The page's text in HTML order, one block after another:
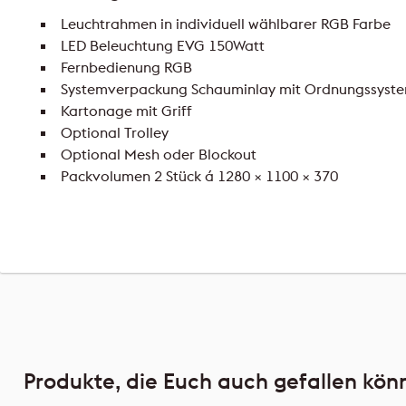
Leuchtrahmen in individuell wählbarer RGB Farbe
LED Beleuchtung EVG 150Watt
Fernbedienung RGB
Systemverpackung Schauminlay mit
Kartonage mit Griff
Optional Trolley
Optional Mesh oder Blockout
Packvolumen 2 Stück á 1280 × 1100 × 370
Produkte, die Euch auch gefallen